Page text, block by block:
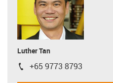
Luther Tan
igus-icon-phone
+65 9773 8793